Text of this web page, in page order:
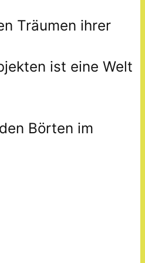
Träumen ihrer
ist eine Welt
Börten im